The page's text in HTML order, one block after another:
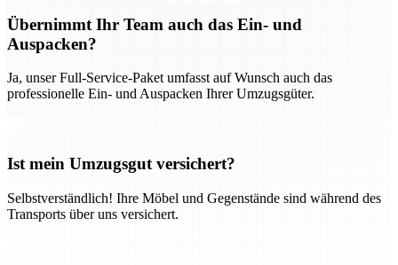
Übernimmt Ihr Team auch das Ein- und
Auspacken?
Ja, unser Full-Service-Paket umfasst auf Wunsch auch das
professionelle Ein- und Auspacken Ihrer Umzugsgüter.
Ist mein Umzugsgut versichert?
Selbstverständlich! Ihre Möbel und Gegenstände sind während des
Transports über uns versichert.